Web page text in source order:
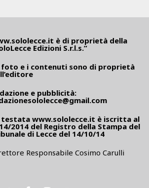
è di proprietà della
Edizioni S.r.l.s.”
foto e i contenuti sono di proprietà
e pubblicità:
testata www.sololecce.it è iscritta al
2014 del Registro della Stampa del
di Lecce del 14/10/14
Responsabile Cosimo Carulli